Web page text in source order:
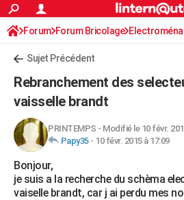
ACTUALITÉS
Politique
Société
Faits Divers
Education
Monde
Villes
+
Programme TV
Streaming
Cinéma
Sorties cinéma
Musique
FINANCE
Retraite
Impôts
Epargne
Immobilier
Risques naturels par ville
Banque
Assurance
Crédit
AUTO
Essais
Réserver un essai
Citadines
Berlines
SUV
Forum auto
HIGH-TECH
Mobiles
Meilleur smartphone
Internet
Ordinateurs
Jeux vidéo
Guide high-tech
+
BRICOLAGE
S'inscrire
Connexion
Forum Forum Bricolage
Sujet Précédent
Rebranchement des
vaisselle brandt
PRINTEMPS - Modifié le 10 févr.
Papy35- 10 févr. 2015 à 17:09
Bonjour,
je suis a la recherche du schèma
vaiselle brandt, car j ai perdu mes